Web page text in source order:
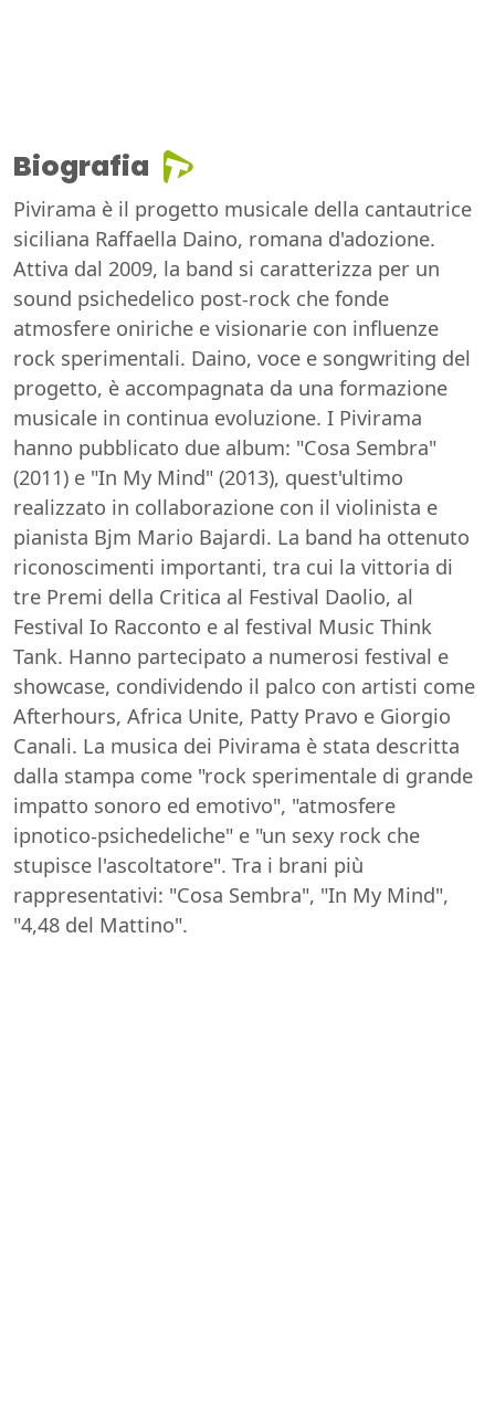
Biografia
Pivirama è il progetto musicale della cantautrice
siciliana Raffaella Daino, romana d'adozione.
Attiva dal 2009, la band si caratterizza per un
sound psichedelico post-rock che fonde
atmosfere oniriche e visionarie con influenze
rock sperimentali. Daino, voce e songwriting del
progetto, è accompagnata da una formazione
musicale in continua evoluzione. I Pivirama
hanno pubblicato due album: "Cosa Sembra"
(2011) e "In My Mind" (2013), quest'ultimo
realizzato in collaborazione con il violinista e
pianista Bjm Mario Bajardi. La band ha ottenuto
riconoscimenti importanti, tra cui la vittoria di
tre Premi della Critica al Festival Daolio, al
Festival Io Racconto e al festival Music Think
Tank. Hanno partecipato a numerosi festival e
showcase, condividendo il palco con artisti come
Afterhours, Africa Unite, Patty Pravo e Giorgio
Canali. La musica dei Pivirama è stata descritta
dalla stampa come "rock sperimentale di grande
impatto sonoro ed emotivo", "atmosfere
ipnotico-psichedeliche" e "un sexy rock che
stupisce l'ascoltatore". Tra i brani più
rappresentativi: "Cosa Sembra", "In My Mind",
"4,48 del Mattino".